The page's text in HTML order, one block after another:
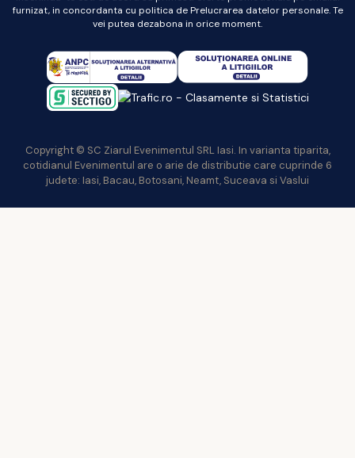
furnizat, in concordanta cu politica de Prelucrarea datelor personale. Te
vei putea dezabona in orice moment.
Copyright © SC Ziarul Evenimentul SRL Iasi. In varianta tiparita,
cotidianul Evenimentul are o arie de distributie care cuprinde 6
judete: Iasi, Bacau, Botosani, Neamt, Suceava si Vaslui